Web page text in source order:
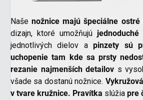
Našenožnice majú špeciálne ostré
dizajn, ktoré umožňujú
jednotlivých dielov apinzety sú
uchopenie tam kde sa prsty
rezanie najmenších detailov s
všade sa dostanú nožnice.
v tvare kružnice. Pravítka slúžia pre